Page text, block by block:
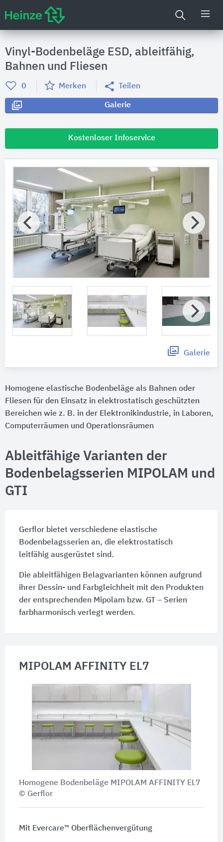
Vinyl-Bodenbeläge ESD, ableitfähig,
Bahnen und Fliesen
0 Merken Teilen
Galerie
Kostenloser Infoservice
Galerie
Homogene elastische Bodenbeläge als Bahnen oder
Fliesen für den Einsatz in elektrostatisch geschützten
Bereichen wie z. B. in der Elektronikindustrie, in Laboren,
Computerräumen und Operationsräumen
Ableitfähige Varianten der
Bodenbelagsserien MIPOLAM und
GTI
Gerflor bietet verschiedene elastische
Bodenbelagsserien an, die elektrostatisch
leitfähig ausgerüstet sind.
Die ableitfähigen Belagvarianten können aufgrund
ihrer Dessin- und Farbgleichheit mit den Produkten
der entsprechenden Mipolam bzw. GT – Serien
farbharmonisch verlegt werden.
MIPOLAM AFFINITY EL7
Homogene Bodenbeläge MIPOLAM AFFINITY EL7
© Gerflor
Mit Evercare™ Oberflächenvergütung